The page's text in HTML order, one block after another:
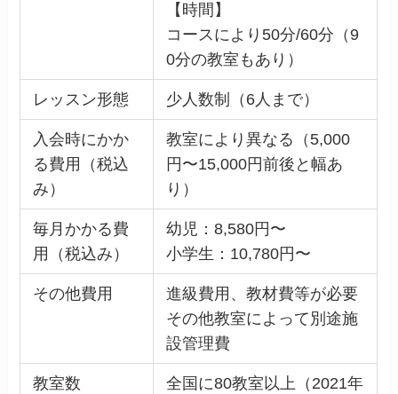
【時間】
コースにより50分/60分（9
0分の教室もあり）
レッスン形態 少人数制（6人まで）
入会時にかか
る費用（税込
み）
教室により異なる（5,000
円〜15,000円前後と幅あ
り）
毎月かかる費
用（税込み）
幼児：8,580円〜
小学生：10,780円〜
その他費用
進級費用、教材費等が必要
その他教室によって別途施
設管理費
教室数
全国に80教室以上（2021年